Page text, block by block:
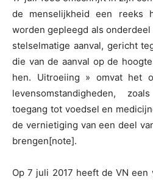
de menselijkheid een reeks
worden gepleegd als
stelselmatige aanval, gericht
die van de aanval op de
hen. Uitroeiing » omvat het
levensomstandigheden,
toegang tot voedsel en
de vernietiging van een deel
brengen[note].
Op 7 juli 2017 heeft de VN een